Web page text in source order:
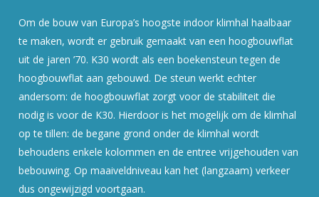
Om de bouw van Europa’s hoogste indoor klimhal haalbaar
te maken, wordt er gebruik gemaakt van een hoogbouwflat
uit de jaren ’70. K30 wordt als een boekensteun tegen de
hoogbouwflat aan gebouwd. De steun werkt echter
andersom: de hoogbouwflat zorgt voor de stabiliteit die
nodig is voor de K30. Hierdoor is het mogelijk om de klimhal
op te tillen: de begane grond onder de klimhal wordt
behoudens enkele kolommen en de entree vrijgehouden van
bebouwing. Op maaiveldniveau kan het (langzaam) verkeer
dus ongewijzigd voortgaan.